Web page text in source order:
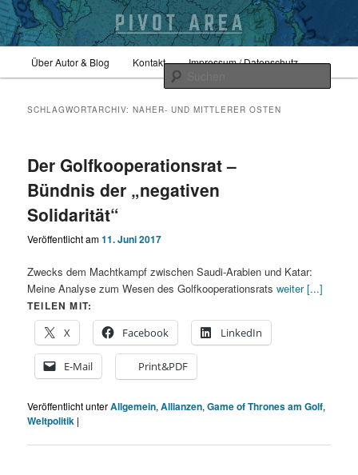
primären
springen
sekundären
springenpivotarea
HauptmenüÜber Autor & Blog Kontakt Impressum / Datenschutz
SCHLAGWORTARCHIV:NAHER- UND MITTLERER OSTEN
Der Golfkooperationsrat –
Bündnis der „negativen
Solidarität“
Veröffentlicht am11. Juni 2017
Zwecks dem Machtkampf zwischen Saudi-Arabien und Katar:
Meine Analyse zum Wesen des Golfkooperationsratsweiter [...]
TEILEN MIT:
X
Facebook LinkedIn
E-Mail Print&PDF
Veröffentlicht unterAllgemein,Allianzen,Game of Thrones am Golf,
Weltpolitik |